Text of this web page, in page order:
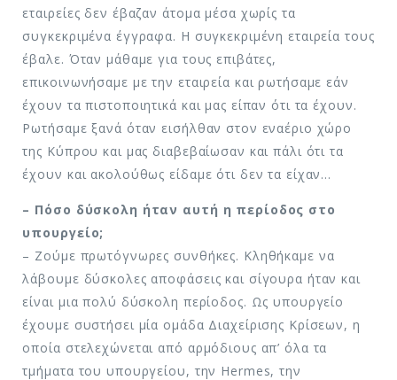
εταιρείες δεν έβαζαν άτομα μέσα χωρίς τα
συγκεκριμένα έγγραφα. Η συγκεκριμένη εταιρεία τους
έβαλε. Όταν μάθαμε για τους επιβάτες,
επικοινωνήσαμε με την εταιρεία και ρωτήσαμε εάν
έχουν τα πιστοποιητικά και μας είπαν ότι τα έχουν.
Ρωτήσαμε ξανά όταν εισήλθαν στον εναέριο χώρο
της Κύπρου και μας διαβεβαίωσαν και πάλι ότι τα
έχουν και ακολούθως είδαμε ότι δεν τα είχαν…
– Πόσο δύσκολη ήταν αυτή η περίοδος στο
υπουργείο;
– Ζούμε πρωτόγνωρες συνθήκες. Κληθήκαμε να
λάβουμε δύσκολες αποφάσεις και σίγουρα ήταν και
είναι μια πολύ δύσκολη περίοδος. Ως υπουργείο
έχουμε συστήσει μία ομάδα Διαχείρισης Κρίσεων, η
οποία στελεχώνεται από αρμόδιους απ’ όλα τα
τμήματα του υπουργείου, την Hermes, την